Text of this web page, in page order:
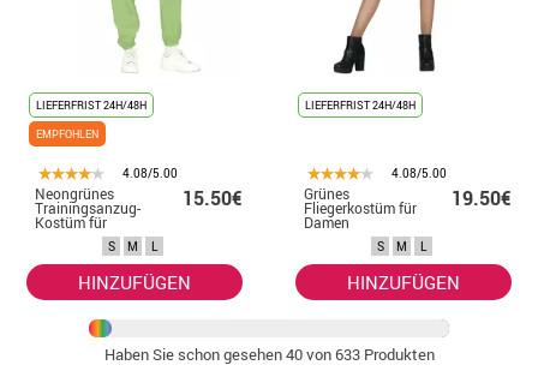
LIEFERFRIST 24H/48H
EMPFOHLEN
4.08/5.00
Neongrünes
Trainingsanzug-
Kostüm für
15.50€
S M L
HINZUFÜGEN
LIEFERFRIST 24H/48H
4.08/5.00
Grünes
Fliegerkostüm für
Damen
19.50€
S M L
HINZUFÜGEN
Haben Sie schon gesehen40von 633 Produkten